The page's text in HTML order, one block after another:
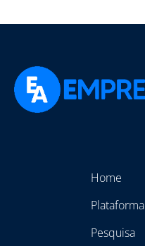
Home
Plataforma
Pesquisa